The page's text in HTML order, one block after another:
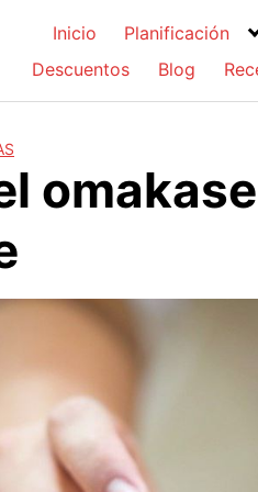
Inicio Planificación
Descuentos
Blog